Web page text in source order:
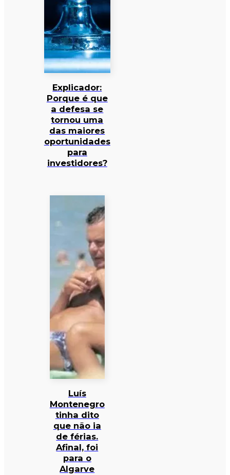
Explicador:
Porque é que
a defesa se
tornou uma
das maiores
oportunidades
para
investidores?
Luís
Montenegro
tinha dito
que não ia
de férias.
Afinal, foi
para o
Algarve